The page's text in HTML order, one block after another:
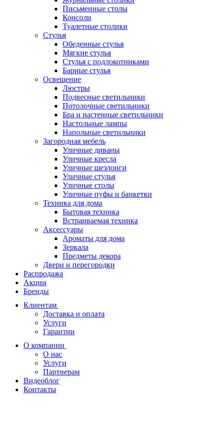
Письменные столы
Консоли
Туалетные столики
Стулья
Обеденные стулья
Мягкие стулья
Стулья с подлокотниками
Барные стулья
Освещение
Люстры
Подвесные светильники
Потолочные светильники
Бра и настенные светильники
Настольные лампы
Напольные светильники
Загородная мебель
Уличные диваны
Уличные кресла
Уличные шезлонги
Уличные стулья
Уличные столы
Уличные пуфы и банкетки
Техника для дома
Бытовая техника
Встраиваемая техника
Аксессуары
Ароматы для дома
Зеркала
Предметы декора
Двери и перегородки
Распродажа
Акции
Бренды
Клиентам
Доставка и оплата
Услуги
Гарантии
О компании
О нас
Услуги
Партнерам
Видеоблог
Контакты